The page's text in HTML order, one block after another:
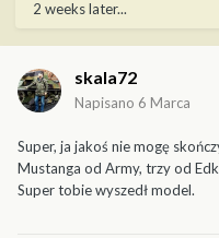
2 weeks later...
skala72
Napisano 6 Marca
Super, ja jakoś nie mogę
Mustanga od Army, trzy od
Super tobie wyszedł model.